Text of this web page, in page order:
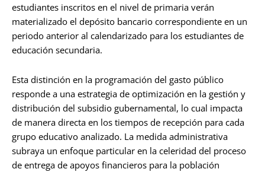
estudiantes inscritos en el nivel de primaria verán
materializado el depósito bancario correspondiente en un
periodo anterior al calendarizado para los estudiantes de
educación secundaria.
Esta distinción en la programación del gasto público
responde a una estrategia de optimización en la gestión y
distribución del subsidio gubernamental, lo cual impacta
de manera directa en los tiempos de recepción para cada
grupo educativo analizado. La medida administrativa
subraya un enfoque particular en la celeridad del proceso
de entrega de apoyos financieros para la población